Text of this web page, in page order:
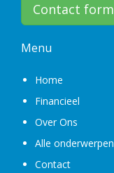
Contact
Menu
Home
Financieel
Over Ons
Alle onderwerpen
Contact